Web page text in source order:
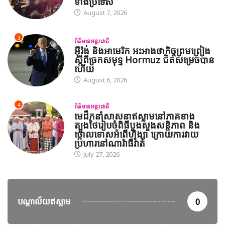
August 7, 2026
3 ព័ត៌មានអន្តរជាតិ
អ៊ីរ៉ង់ និងអាមេរិក អះអាងថាកិច្ចព្រមព្រៀង
ស្តីពីច្រកសមុទ្ទ Hormuz ជិតសម្រេចបាន
ហើយ
August 6, 2026
4 ព័ត៌មានអន្តរជាតិ
មេដឹកនាំសាសនាឥស្លាមនៅភាគខាង
ត្បូងថៃរៀបចំពិធីបួងសួងសន្តិភាព និង
ថ្កោលទោសអំពើហិង្សា ក្រោយការវាយ
ប្រហារនៅណារ៉ាធីវ៉ាត់
July 27, 2026
បណ្តាល័យឥស្លាម 0